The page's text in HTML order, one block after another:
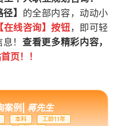
】 的全部内容， 动动小
【在线咨询】按钮，即可轻
息！查看更多精彩内容，
页！！
案例|蒋先生
本科
工龄11年